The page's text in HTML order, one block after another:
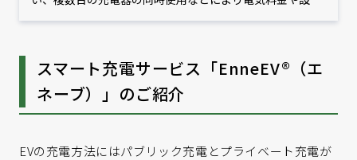
コストが増大するといった課題が発生しています。また、
す。そこで重要になるのが、充電の出力や時間帯をコント
ロールする「充電制御」システムです。本記事では、充電
制御システムの導入メリットや制御方法の違いなどを解説
スマート充電サービス「EnneEV®（エ
ネーブ）」のご紹介
EVの充電方法にはパブリック充電とプライベート充電が